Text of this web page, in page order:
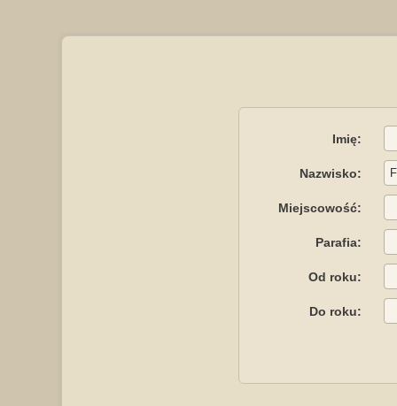
Imię:
Nazwisko:
Miejscowość:
Parafia:
Od roku:
Do roku: